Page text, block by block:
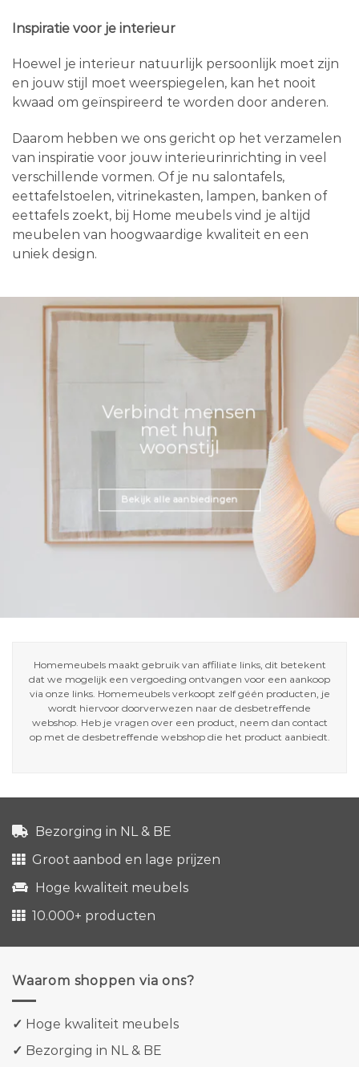
Inspiratie voor je interieur
Hoewel je interieur natuurlijk persoonlijk moet zijn
en jouw stijl moet weerspiegelen, kan het nooit
kwaad om geïnspireerd te worden door anderen.
Daarom hebben we ons gericht op het verzamelen
van inspiratie voor jouw interieurinrichting in veel
verschillende vormen. Of je nu salontafels,
eettafelstoelen, vitrinekasten, lampen, banken of
eettafels zoekt, bij Home meubels vind je altijd
meubelen van hoogwaardige kwaliteit en een
uniek design.
Verbindt mensen
met hun
woonstijl
Bekijk alle aanbiedingen
Homemeubels maakt gebruik van affiliate links, dit betekent
dat we mogelijk een vergoeding ontvangen voor een aankoop
via onze links. Homemeubels verkoopt zelf géén producten, je
wordt hiervoor doorverwezen naar de desbetreffende
webshop. Heb je vragen over een product, neem dan contact
op met de desbetreffende webshop die het product aanbiedt.
Bezorging in NL & BE
Groot aanbod en lage prijzen
Hoge kwaliteit meubels
10.000+ producten
Waarom shoppen via ons?
✓ Hoge kwaliteit meubels
✓ Bezorging in NL & BE